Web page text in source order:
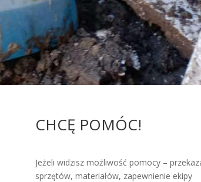
CHCĘ POMÓC!
Jeżeli widzisz możliwość pomocy –
sprzętów, materiałów, zapewnienie ekipy